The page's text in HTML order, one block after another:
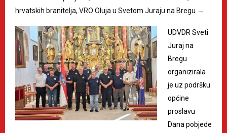
hrvatskih branitelja, VRO Oluja u Svetom Juraju na Bregu →
UDVDR Sveti
Juraj na
Bregu
organizirala
je uz podršku
općine
proslavu
Dana pobjede